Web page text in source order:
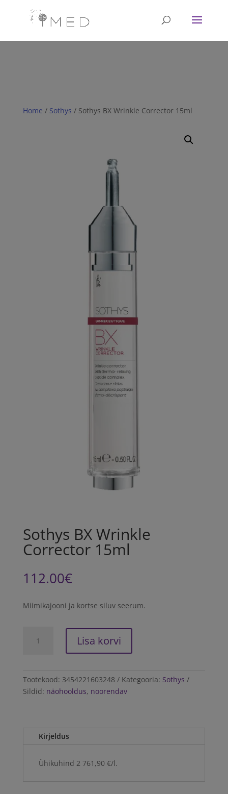
fbq('init', '<1751628081702672>'); fbq('track', 'PageView'); // Once
affirmative consent has been granted fbq('consent', 'grant');
Home / Sothys / Sothys BX Wrinkle Corrector 15ml
Sothys BX Wrinkle
Corrector 15ml
112.00€
Miimikajooni ja kortse siluv seerum.
15ml
kogus
Lisa korvi
Tootekood: 3454221603248 Kategooria: Sothys
Sildid: näohooldus, noorendav
Kirjeldus
Ühikuhind 2 761,90 €/l.